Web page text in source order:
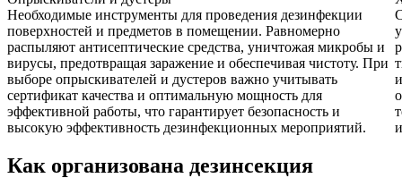
Необходимые инструменты для проведения дезинфекции
поверхностей и предметов в помещении. Равномерно
распыляют антисептические средства, уничтожая микробы и
вирусы, предотвращая заражение и обеспечивая чистоту. При
выборе опрыскивателей и дустеров важно учитывать
сертификат качества и оптимальную мощность для
эффективной работы, что гарантирует безопасность и
высокую эффективность дезинфекционных мероприятий.
Как организована дезинсекция